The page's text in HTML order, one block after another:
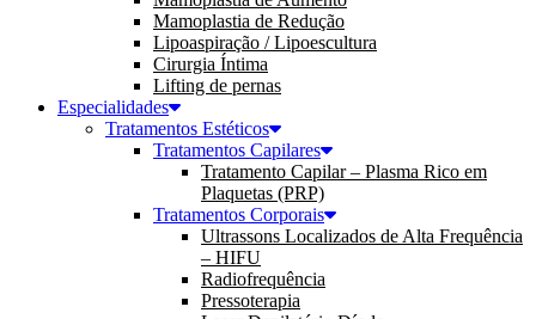
Mamoplastia de Redução
Lipoaspiração / Lipoescultura
Cirurgia Íntima
Lifting de pernas
Especialidades
Tratamentos Estéticos
Tratamentos Capilares
Tratamento Capilar – Plasma Rico em
Plaquetas (PRP)
Tratamentos Corporais
Ultrassons Localizados de Alta Frequência
– HIFU
Radiofrequência
Pressoterapia